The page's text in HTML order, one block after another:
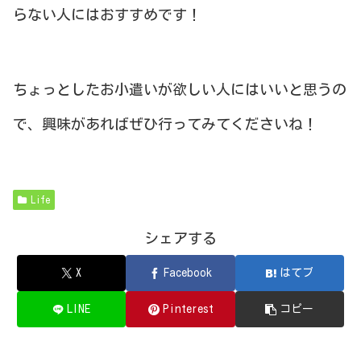
らない人にはおすすめです！
ちょっとしたお小遣いが欲しい人にはいいと思うの
で、興味があればぜひ行ってみてくださいね！
Life
シェアする
X Facebook はてブ
LINE Pinterest コピー